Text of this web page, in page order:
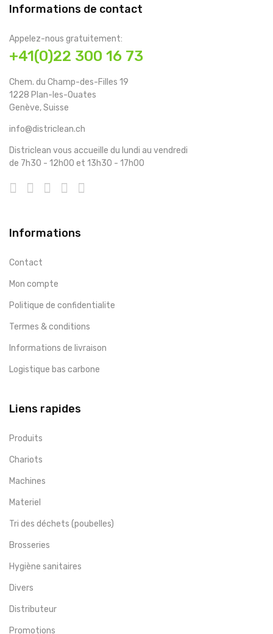
Informations de contact
Appelez-nous gratuitement:
+41(0)22 300 16 73
Chem. du Champ-des-Filles 19
1228 Plan-les-Ouates
Genève, Suisse
info@districlean.ch
Districlean vous accueille du lundi au vendredi
de 7h30 - 12h00 et 13h30 - 17h00
Informations
Contact
Mon compte
Politique de confidentialite
Termes & conditions
Informations de livraison
Logistique bas carbone
Liens rapides
Produits
Chariots
Machines
Materiel
Tri des déchets (poubelles)
Brosseries
Hygiène sanitaires
Divers
Distributeur
Promotions